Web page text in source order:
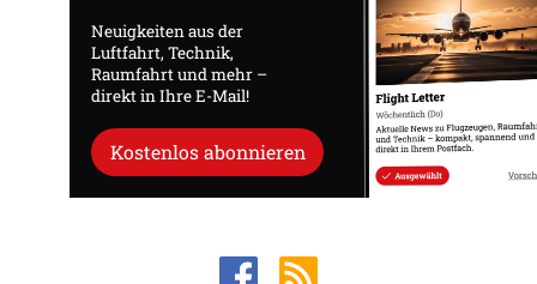
Neuigkeiten aus der
Luftfahrt, Technik,
Raumfahrt und mehr –
direkt in Ihre E-Mail!
Kostenlos abonnieren